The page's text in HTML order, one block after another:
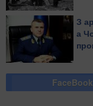
З
а
FaceBook